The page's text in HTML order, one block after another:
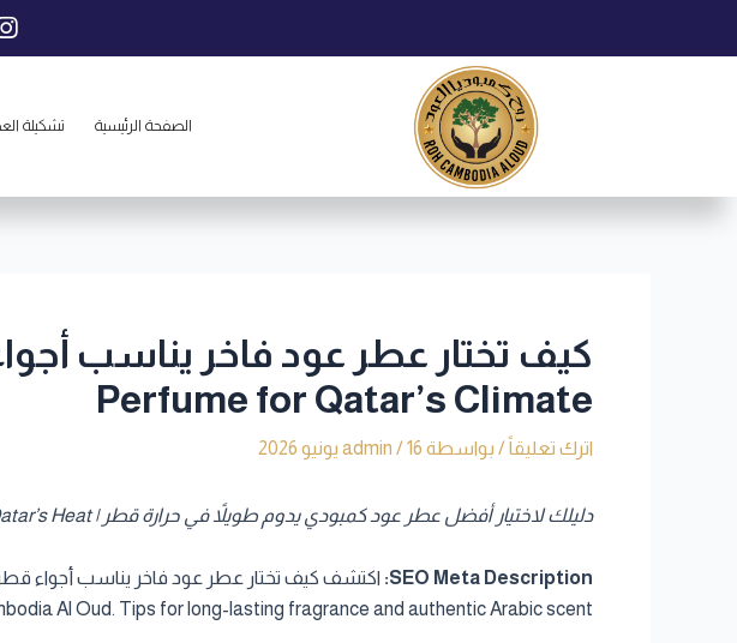
I
الصفحة الرئيسية تشكيلة
Perfume for Qatar’s Climate
اترك تعليقاً/ بواسطة admin /16 يونيو 2026
دليلك لاختيار أفضل عطر عود كمبودي يدوم طويلاً في حرارة قطر | Your Guide to Selecting the Best Cambodian Oud That Lasts in Qatar’s Heat
SEO Meta Description:
Al Oud. Tips for long-lasting fragrance and authentic Arabic scent.